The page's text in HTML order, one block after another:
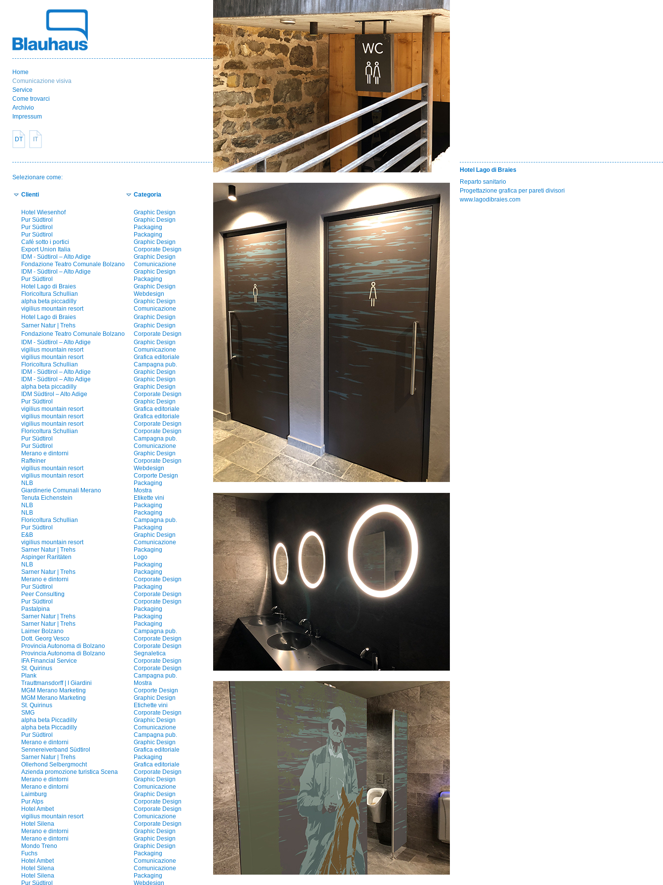
Home
Comunicazione visiva
Service
Come trovarci
Archivio
Impressum
DT IT
Selezionare come:
Clienti Categoria
Hotel Wiesenhof
Graphic Design
Pur Südtirol
Graphic Design
Pur Südtirol
Packaging
Pur Südtirol
Packaging
Café sotto i portici
Graphic Design
Export Union Italia
Corporate Design
IDM - Südtirol – Alto Adige
Graphic Design
Fondazione Teatro Comunale Bolzano
Comunicazione
IDM - Südtirol – Alto Adige
Graphic Design
Pur Südtirol
Packaging
Hotel Lago di Braies
Graphic Design
Floricoltura Schullian
Webdesign
alpha beta piccadilly
Graphic Design
vigilius mountain resort
Comunicazione
Hotel Lago di Braies
Graphic Design
Sarner Natur | Trehs
Graphic Design
Fondazione Teatro Comunale Bolzano
Corporate Design
IDM - Südtirol – Alto Adige
Graphic Design
vigilius mountain resort
Comunicazione
vigilius mountain resort
Grafica editoriale
Floricoltura Schullian
Campagna pub.
IDM - Südtirol – Alto Adige
Graphic Design
IDM - Südtirol – Alto Adige
Graphic Design
alpha beta piccadilly
Graphic Design
IDM Südtirol – Alto Adige
Corporate Design
Pur Südtirol
Graphic Design
vigilius mountain resort
Grafica editoriale
vigilius mountain resort
Grafica editoriale
vigilius mountain resort
Corporate Design
Floricoltura Schullian
Corporate Design
Pur Südtirol
Campagna pub.
Pur Südtirol
Comunicazione
Merano e dintorni
Graphic Design
Raffeiner
Corporate Design
vigilius mountain resort
Webdesign
vigilius mountain resort
Corporte Design
NLB
Packaging
Giardinerie Comunali Merano
Mostra
Tenuta Eichenstein
Etikette vini
NLB
Packaging
NLB
Packaging
Floricoltura Schullian
Campagna pub.
Pur Südtirol
Packaging
E&B
Graphic Design
vigilius mountain resort
Comunicazione
Sarner Natur | Trehs
Packaging
Aspinger Raritäten
Logo
NLB
Packaging
Sarner Natur | Trehs
Packaging
Merano e dintorni
Corporate Design
Pur Südtirol
Packaging
Peer Consulting
Corporate Design
Pur Südtirol
Corporate Design
Pastalpina
Packaging
Sarner Natur | Trehs
Packaging
Sarner Natur | Trehs
Packaging
Laimer Bolzano
Campagna pub.
Dott. Georg Vesco
Corporate Design
Provincia Autonoma di Bolzano
Corporate Design
Provincia Autonoma di Bolzano
Segnaletica
IFA Financial Service
Corporate Design
St. Quirinus
Corporate Design
Plank
Campagna pub.
Trauttmansdorff | I Giardini
Mostra
MGM Merano Marketing
Corporte Design
MGM Merano Marketing
Graphic Design
St. Quirinus
Etichette vini
SMG
Corporate Design
alpha beta Piccadilly
Graphic Design
alpha beta Piccadilly
Comunicazione
Pur Südtirol
Campagna pub.
Merano e dintorni
Graphic Design
Sennereiverband Südtirol
Grafica editoriale
Sarner Natur | Trehs
Packaging
Ollerhond Selbergmocht
Grafica editoriale
Azienda promozione turistica Scena
Corporate Design
Merano e dintorni
Graphic Design
Merano e dintorni
Comunicazione
Laimburg
Graphic Design
Pur Alps
Corporate Design
Hotel Ambet
Corporate Design
vigilius mountain resort
Comunicazione
Hotel Silena
Corporate Design
Merano e dintorni
Graphic Design
Merano e dintorni
Graphic Design
Mondo Treno
Graphic Design
Fuchs
Packaging
Hotel Ambet
Comunicazione
Hotel Silena
Comunicazione
Hotel Silena
Packaging
Pur Südtirol
Webdesign
Hotel Lago di Braies
Reparto sanitario
Progettazione grafica per pareti divisori
www.lagodibraies.com